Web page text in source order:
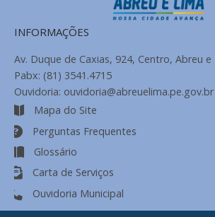
INFORMAÇÕES
Av. Duque de Caxias, 924, Centro, Abreu e
Pabx: (81) 3541.4715
Ouvidoria: ouvidoria@abreuelima.pe.gov.br
Mapa do Site
Perguntas Frequentes
Glossário
Carta de Serviços
Ouvidoria Municipal